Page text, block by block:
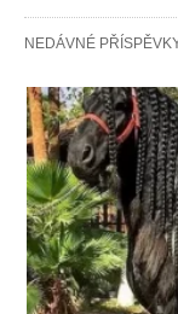
NEDÁVNÉ